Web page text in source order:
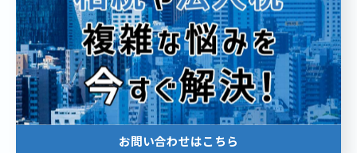
要です。特に東京都内の企業においては、業界や規模に
応じた多様なKPI設計の経験があるかどうかが、コンサル
の信頼性を判断するポイントとなります。
見極め方としては、過去の事例やクライアントの声、具
体的な改善実績を確認することが有効です。たとえば、
どのような課題を持つ企業にどのようなKPIを設計し、ど
お問い合わせはこちら